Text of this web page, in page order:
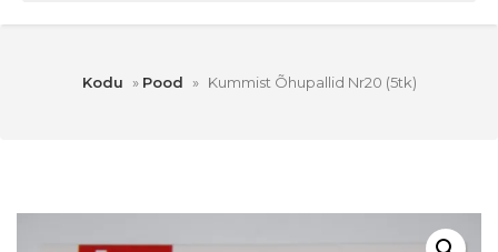
Kodu » Pood » Kummist Õhupallid Nr20 (5tk)